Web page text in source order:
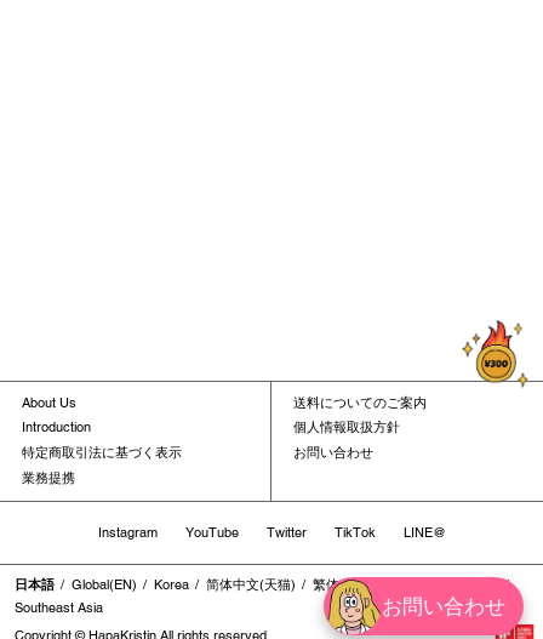
お問い合わせ
About Us
Introduction
特定商取引法に基づく表示
業務提携
送料についてのご案内
個人情報取扱方針
お問い合わせ
Instagram YouTube Twitter TikTok LINE@
日本語 Global(EN) Korea 简体中文(天猫) 繁体中文
Southeast Asia
Copyright © HapaKristin All rights reserved.